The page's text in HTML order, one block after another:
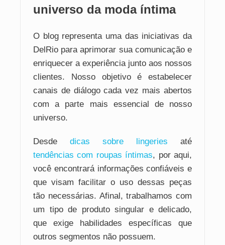
universo da moda íntima
O blog representa uma das iniciativas da
DelRio para aprimorar sua comunicação e
enriquecer a experiência junto aos nossos
clientes. Nosso objetivo é estabelecer
canais de diálogo cada vez mais abertos
com a parte mais essencial de nosso
universo.
Desde dicas sobre lingeries até
tendências com roupas íntimas, por aqui,
você encontrará informações confiáveis e
que visam facilitar o uso dessas peças
tão necessárias. Afinal, trabalhamos com
um tipo de produto singular e delicado,
que exige habilidades específicas que
outros segmentos não possuem.